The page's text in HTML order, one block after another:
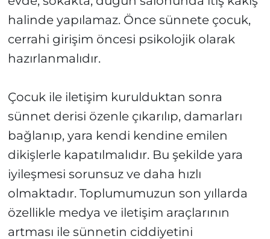
halinde yapılamaz. Önce sünnete çocuk,
cerrahi girişim öncesi psikolojik olarak
hazırlanmalıdır.
Çocuk ile iletişim kurulduktan sonra
sünnet derisi özenle çıkarılıp, damarları
bağlanıp, yara kendi kendine emilen
dikişlerle kapatılmalıdır. Bu şekilde yara
iyileşmesi sorunsuz ve daha hızlı
olmaktadır. Toplumumuzun son yıllarda
özellikle medya ve iletişim araçlarının
artması ile sünnetin ciddiyetini